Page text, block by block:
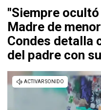
"Siempre
Madre de
Condes detalla
del padre con